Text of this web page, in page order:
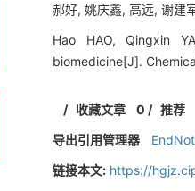
郝好, 姚庆鑫, 高远, 谢建
Hao HAO, Qingxin
biomedicine[J].
/ 收藏文章 0 / 推荐
导出引用管理器
链接本文: https://